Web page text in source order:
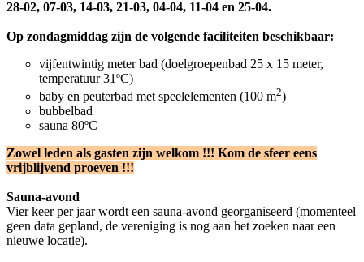
28-02, 07-03, 14-03, 21-03, 04-04, 11-04 en 25-04.
Op zondagmiddag zijn de volgende faciliteiten beschikbaar:
vijfentwintig meter bad (doelgroepenbad 25 x 15 meter,
temperatuur 31ºC)
baby en peuterbad met speelelementen (100 m2)
bubbelbad
sauna 80ºC
Zowel leden als gasten zijn welkom !!! Kom de sfeer eens
vrijblijvend proeven !!!
Sauna-avond
Vier keer per jaar wordt een sauna-avond georganiseerd (momenteel
geen data gepland, de vereniging is nog aan het zoeken naar een
nieuwe locatie).